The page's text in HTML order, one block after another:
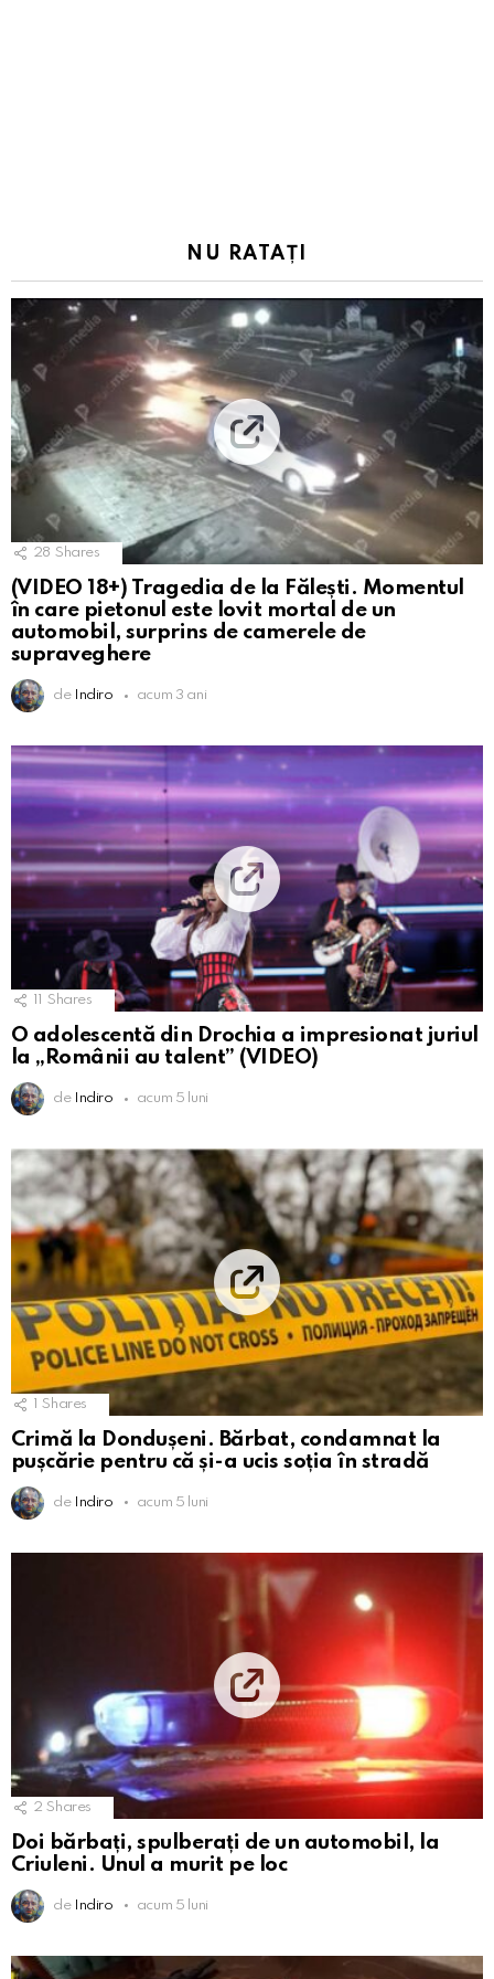
NU RATAȚI
28 Shares
(VIDEO 18+) Tragedia de la Fălești. Momentul
în care pietonul este lovit mortal de un
automobil, surprins de camerele de
supraveghere
de Indiro acum 3 ani
Shares
O adolescentă din Drochia a impresionat juriul
la „Românii au talent” (VIDEO)
de Indiro acum 5 luni
1 Shares
Crimă la Dondușeni. Bărbat, condamnat la
pușcărie pentru că și-a ucis soția în stradă
de Indiro acum 5 luni
2 Shares
Doi bărbați, spulberați de un automobil, la
Criuleni. Unul a murit pe loc
de Indiro acum 5 luni